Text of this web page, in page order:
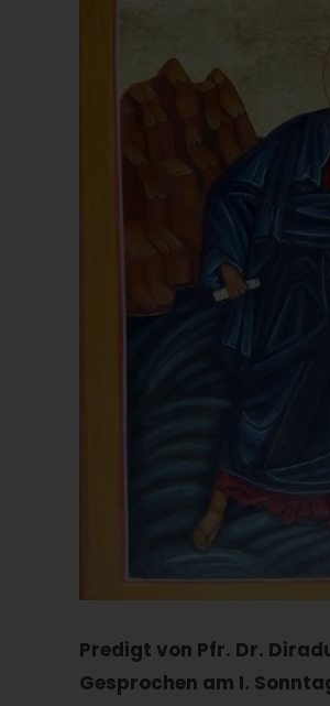
Predigt von Pfr. Dr.
Gesprochen am I.